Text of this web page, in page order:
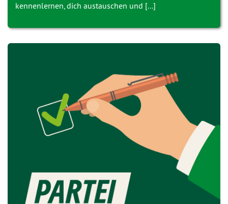
kennenlernen, dich austauschen und [...]